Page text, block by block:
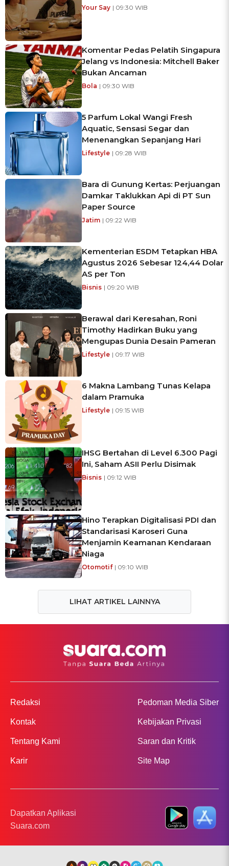
Your Say | 09:30 WIB
Komentar Pedas Pelatih Singapura
Jelang vs Indonesia: Mitchell Baker
Bukan Ancaman
Bola | 09:30 WIB
5 Parfum Lokal Wangi Fresh
Aquatic, Sensasi Segar dan
Menenangkan Sepanjang Hari
Lifestyle | 09:28 WIB
Bara di Gunung Kertas: Perjuangan
Damkar Taklukkan Api di PT Sun
Paper Source
Jatim | 09:22 WIB
Kementerian ESDM Tetapkan HBA
Agustus 2026 Sebesar 124,44 Dolar
AS per Ton
Bisnis | 09:20 WIB
Berawal dari Keresahan, Roni
Timothy Hadirkan Buku yang
Mengupas Dunia Desain Pameran
Lifestyle | 09:17 WIB
6 Makna Lambang Tunas Kelapa
dalam Pramuka
Lifestyle | 09:15 WIB
IHSG Bertahan di Level 6.300 Pagi
Ini, Saham ASII Perlu Disimak
Bisnis | 09:12 WIB
Hino Terapkan Digitalisasi PDI dan
Standarisasi Karoseri Guna
Menjamin Keamanan Kendaraan
Niaga
Otomotif | 09:10 WIB
LIHAT ARTIKEL LAINNYA
Redaksi
Kontak
Tentang Kami
Karir
Pedoman Media Siber
Kebijakan Privasi
Saran dan Kritik
Site Map
Dapatkan Aplikasi
Suara.com